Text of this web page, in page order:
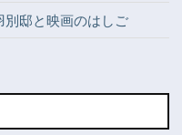
邸と映画のはしご